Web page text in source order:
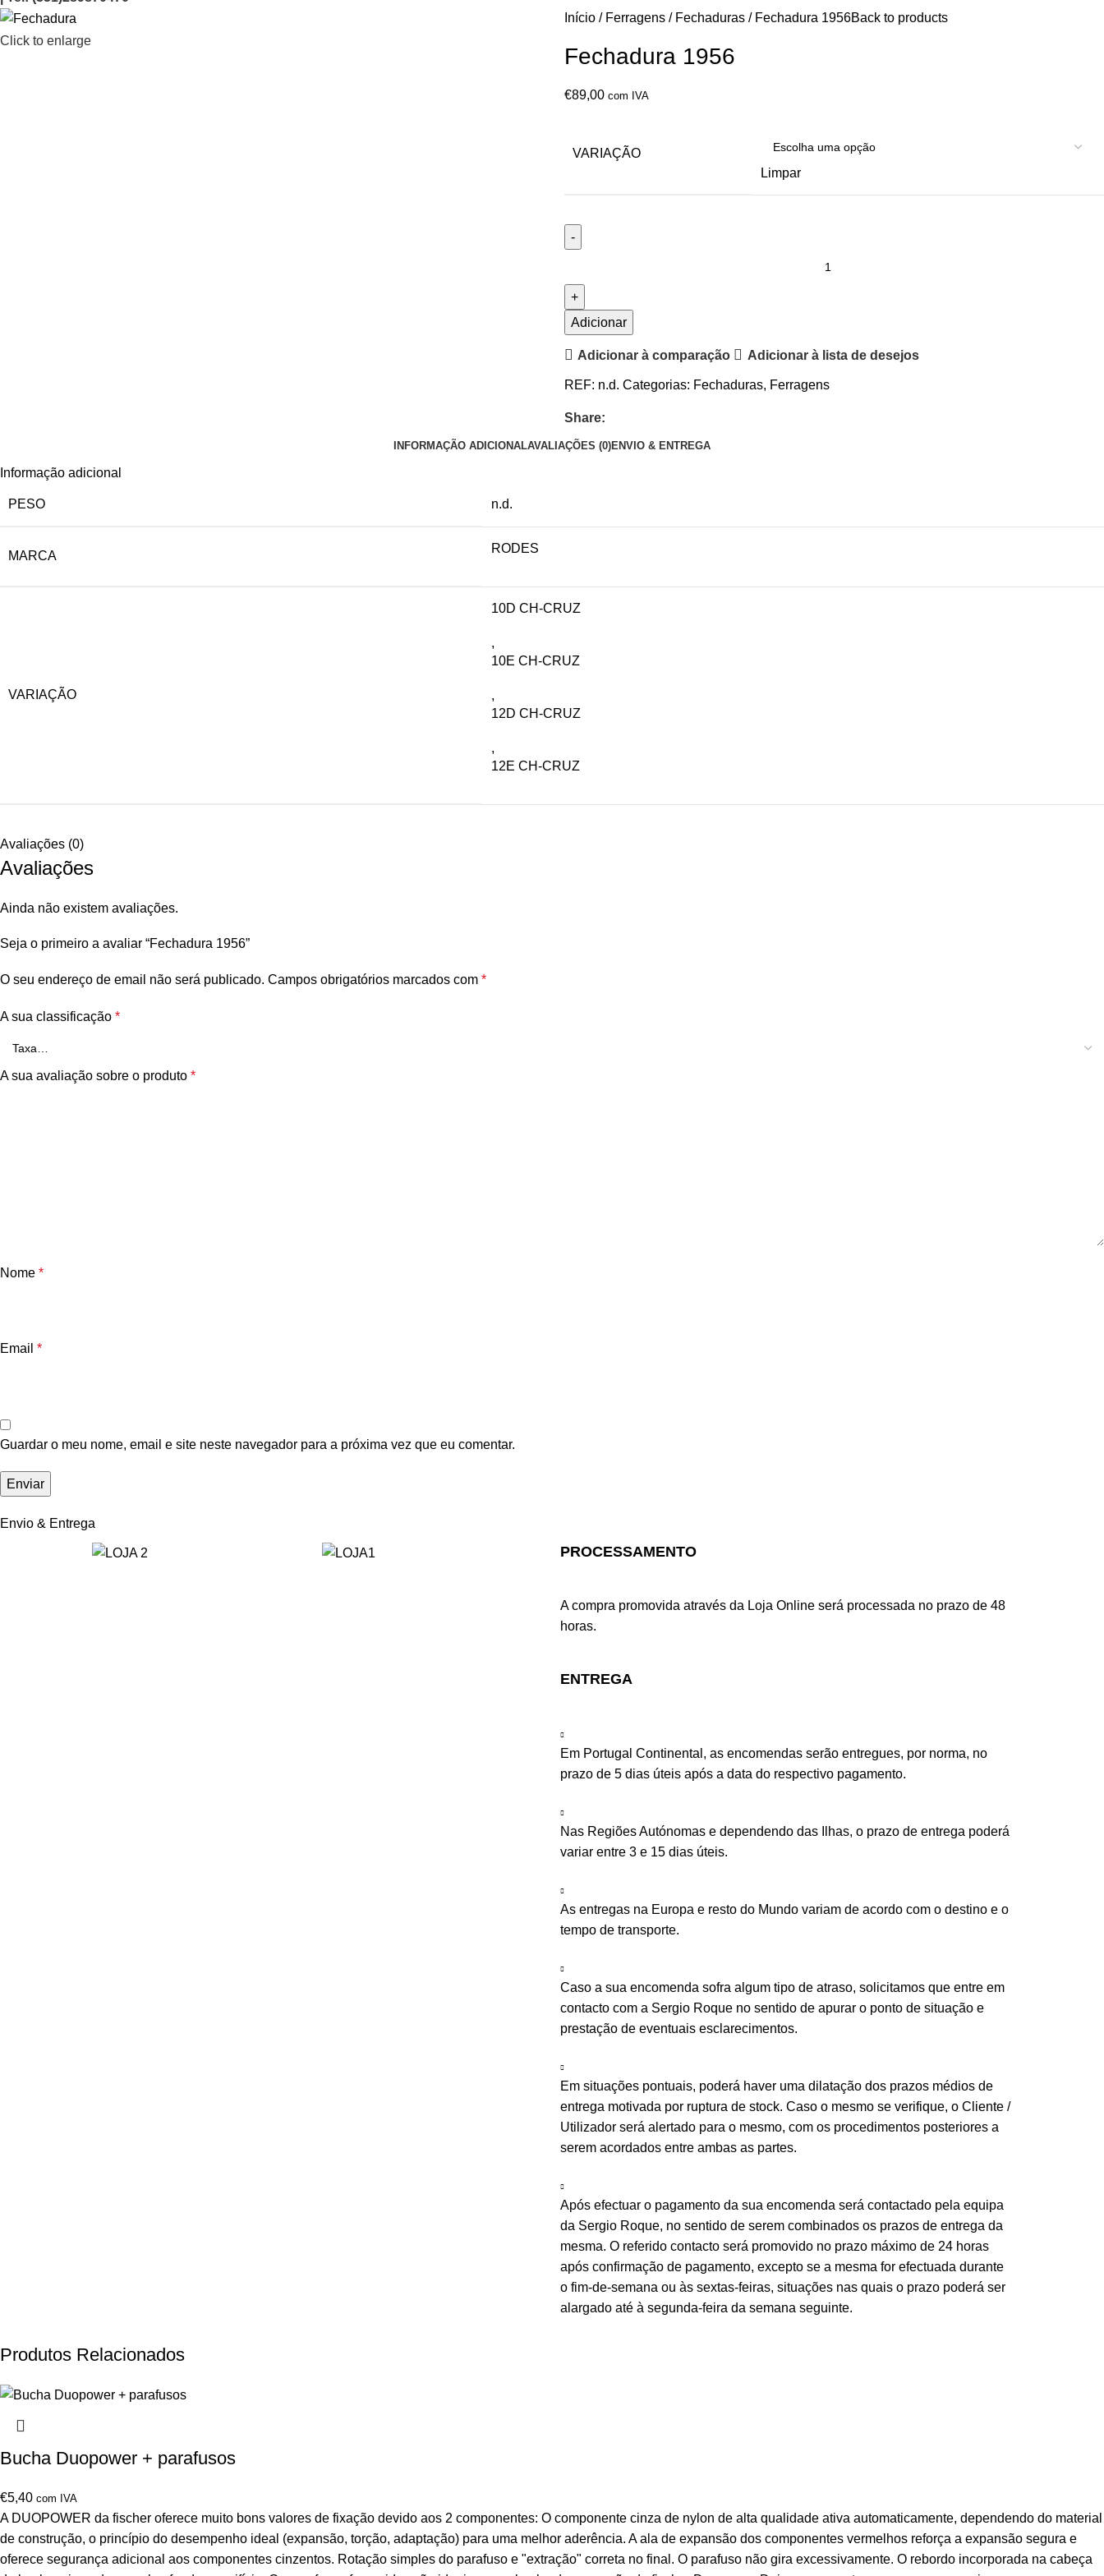
Click to enlarge
Início Ferragens Fechaduras Fechadura 1956Back to products
Fechadura 1956
€89,00 com IVA
VARIAÇÃO
Limpar
Adicionar
Adicionar à comparação Adicionar à lista de desejos
REF: n.d. Categorias: Fechaduras, Ferragens
Share:
INFORMAÇÃO ADICIONALAVALIAÇÕES (0)ENVIO & ENTREGA
Informação adicional
PESO n.d.
MARCA
RODES
VARIAÇÃO
10D CH-CRUZ
,
10E CH-CRUZ
,
12D CH-CRUZ
,
12E CH-CRUZ
Avaliações (0)
Avaliações
Ainda não existem avaliações.
Seja o primeiro a avaliar “Fechadura 1956”
O seu endereço de email não será publicado. Campos obrigatórios marcados com *
A sua classificação *
A sua avaliação sobre o produto *
Nome *
Email *
Guardar o meu nome, email e site neste navegador para a próxima vez que eu comentar.
Envio & Entrega
PROCESSAMENTO
A compra promovida através da Loja Online será processada no prazo de 48
horas.
ENTREGA
Em Portugal Continental, as encomendas serão entregues, por norma, no
prazo de 5 dias úteis após a data do respectivo pagamento.
Nas Regiões Autónomas e dependendo das Ilhas, o prazo de entrega poderá
variar entre 3 e 15 dias úteis.
As entregas na Europa e resto do Mundo variam de acordo com o destino e o
tempo de transporte.
Caso a sua encomenda sofra algum tipo de atraso, solicitamos que entre em
contacto com a Sergio Roque no sentido de apurar o ponto de situação e
prestação de eventuais esclarecimentos.
Em situações pontuais, poderá haver uma dilatação dos prazos médios de
entrega motivada por ruptura de stock. Caso o mesmo se verifique, o Cliente /
Utilizador será alertado para o mesmo, com os procedimentos posteriores a
serem acordados entre ambas as partes.
Após efectuar o pagamento da sua encomenda será contactado pela equipa
da Sergio Roque, no sentido de serem combinados os prazos de entrega da
mesma. O referido contacto será promovido no prazo máximo de 24 horas
após confirmação de pagamento, excepto se a mesma for efectuada durante
o fim-de-semana ou às sextas-feiras, situações nas quais o prazo poderá ser
alargado até à segunda-feira da semana seguinte.
Produtos Relacionados
Bucha Duopower + parafusos
€5,40 com IVA
A DUOPOWER da fischer oferece muito bons valores de fixação devido aos 2 componentes: O componente cinza de nylon de alta qualidade ativa automaticamente, dependendo do material
de construção, o princípio do desempenho ideal (expansão, torção, adaptação) para uma melhor aderência. A ala de expansão dos componentes vermelhos reforça a expansão segura e
oferece segurança adicional aos componentes cinzentos. Rotação simples do parafuso e "extração" correta no final. O parafuso não gira excessivamente. O rebordo incorporada na cabeça